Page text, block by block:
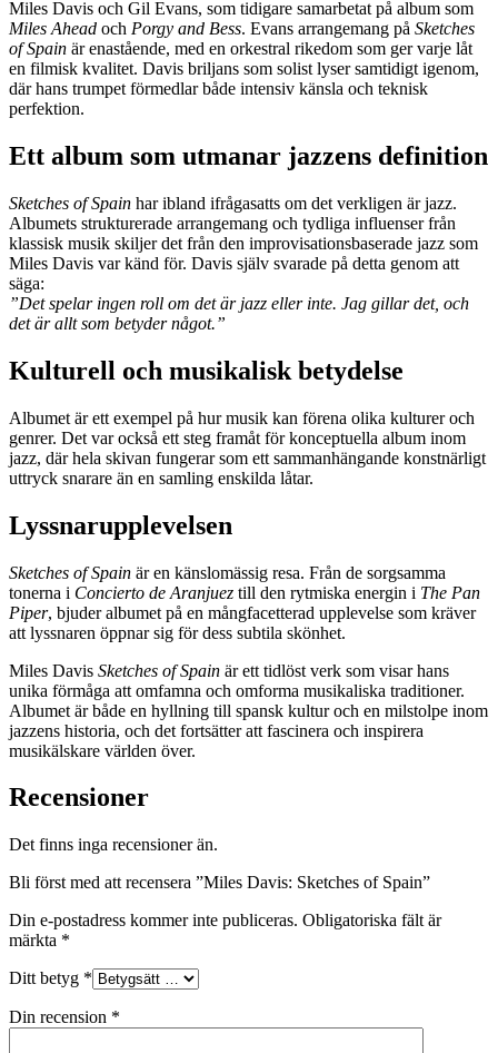
Miles Davis och Gil Evans, som tidigare samarbetat på album som
Miles Ahead och Porgy and Bess. Evans arrangemang på Sketches
of Spain är enastående, med en orkestral rikedom som ger varje låt
en filmisk kvalitet. Davis briljans som solist lyser samtidigt igenom,
där hans trumpet förmedlar både intensiv känsla och teknisk
perfektion.
Ett album som utmanar jazzens definition
Sketches of Spain har ibland ifrågasatts om det verkligen är jazz.
Albumets strukturerade arrangemang och tydliga influenser från
klassisk musik skiljer det från den improvisationsbaserade jazz som
Miles Davis var känd för. Davis själv svarade på detta genom att
säga:
”Det spelar ingen roll om det är jazz eller inte. Jag gillar det, och
det är allt som betyder något.”
Kulturell och musikalisk betydelse
Albumet är ett exempel på hur musik kan förena olika kulturer och
genrer. Det var också ett steg framåt för konceptuella album inom
jazz, där hela skivan fungerar som ett sammanhängande konstnärligt
uttryck snarare än en samling enskilda låtar.
Lyssnarupplevelsen
Sketches of Spain är en känslomässig resa. Från de sorgsamma
tonerna i Concierto de Aranjuez till den rytmiska energin i The Pan
Piper, bjuder albumet på en mångfacetterad upplevelse som kräver
att lyssnaren öppnar sig för dess subtila skönhet.
Miles Davis Sketches of Spain är ett tidlöst verk som visar hans
unika förmåga att omfamna och omforma musikaliska traditioner.
Albumet är både en hyllning till spansk kultur och en milstolpe inom
jazzens historia, och det fortsätter att fascinera och inspirera
musikälskare världen över.
Recensioner
Det finns inga recensioner än.
Bli först med att recensera ”Miles Davis: Sketches of Spain”
Din e-postadress kommer inte publiceras. Obligatoriska fält är
märkta *
Ditt betyg *
Din recension *